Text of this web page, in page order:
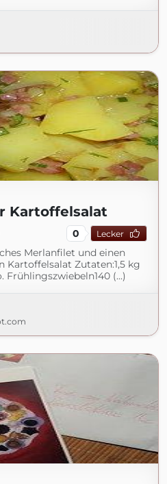
Kartoffelsalat
0 Lecker
Merlanfilet und einen
Kartoffelsalat Zutaten:1,5 kg
Frühlingszwiebeln140 (...)